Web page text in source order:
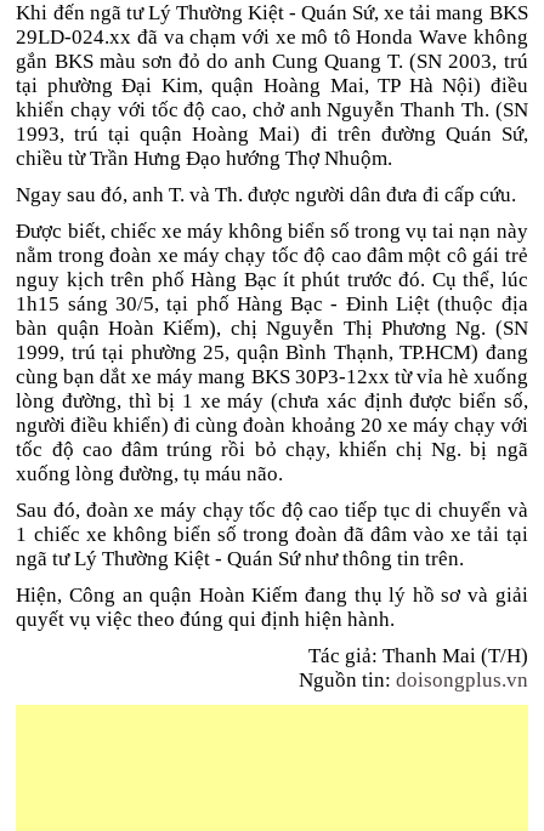
Khi đến ngã tư Lý Thường Kiệt - Quán Sứ, xe tải mang BKS
29LD-024.xx đã va chạm với xe mô tô Honda Wave không
gắn BKS màu sơn đỏ do anh Cung Quang T. (SN 2003, trú
tại phường Đại Kim, quận Hoàng Mai, TP Hà Nội) điều
khiển chạy với tốc độ cao, chở anh Nguyễn Thanh Th. (SN
1993, trú tại quận Hoàng Mai) đi trên đường Quán Sứ,
chiều từ Trần Hưng Đạo hướng Thợ Nhuộm.
Ngay sau đó, anh T. và Th. được người dân đưa đi cấp cứu.
Được biết, chiếc xe máy không biển số trong vụ tai nạn này
nằm trong đoàn xe máy chạy tốc độ cao đâm một cô gái trẻ
nguy kịch trên phố Hàng Bạc ít phút trước đó. Cụ thể, lúc
1h15 sáng 30/5, tại phố Hàng Bạc - Đinh Liệt (thuộc địa
bàn quận Hoàn Kiếm), chị Nguyễn Thị Phương Ng. (SN
1999, trú tại phường 25, quận Bình Thạnh, TP.HCM) đang
cùng bạn dắt xe máy mang BKS 30P3-12xx từ vỉa hè xuống
lòng đường, thì bị 1 xe máy (chưa xác định được biển số,
người điều khiển) đi cùng đoàn khoảng 20 xe máy chạy với
tốc độ cao đâm trúng rồi bỏ chạy, khiến chị Ng. bị ngã
xuống lòng đường, tụ máu não.
Sau đó, đoàn xe máy chạy tốc độ cao tiếp tục di chuyển và
1 chiếc xe không biển số trong đoàn đã đâm vào xe tải tại
ngã tư Lý Thường Kiệt - Quán Sứ như thông tin trên.
Hiện, Công an quận Hoàn Kiếm đang thụ lý hồ sơ và giải
quyết vụ việc theo đúng qui định hiện hành.
Tác giả: Thanh Mai (T/H)
Nguồn tin: doisongplus.vn